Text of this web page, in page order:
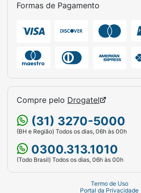
Formas de Pagamento
Compre pelo Drogatel
(31) 3270-5000
(BH e Região) Todos os dias, 06h às 00h
0300.313.1010
(Todo Brasil) Todos os dias, 06h às 00h
Termo de Uso
Portal da Privacidade